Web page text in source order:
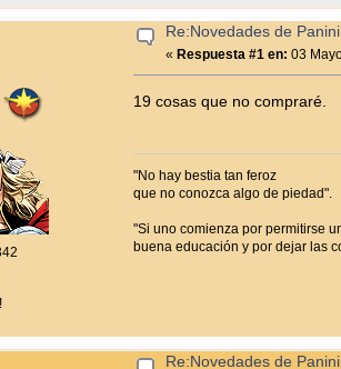
Re:Novedades de
«Respuesta #1 en: 03
19 cosas que no compraré.
"No hay bestia tan feroz
que no conozca algo de piedad".
"Si uno comienza por permitirse
buena educación y por dejar las
Re:Novedades de